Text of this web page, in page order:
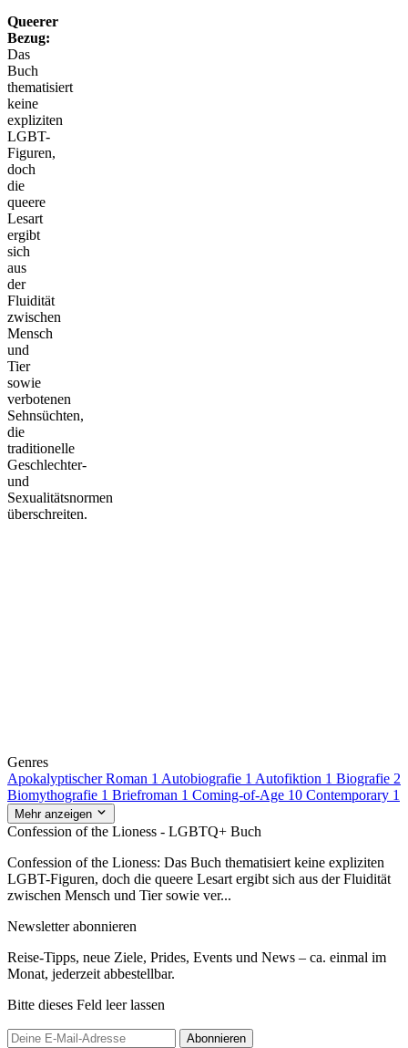
Queerer
Bezug:
Das
Buch
thematisiert
keine
expliziten
LGBT-
Figuren,
doch
die
queere
Lesart
ergibt
sich
aus
der
Fluidität
zwischen
Mensch
und
Tier
sowie
verbotenen
Sehnsüchten,
die
traditionelle
Geschlechter-
und
Sexualitätsnormen
überschreiten.
Genres
Apokalyptischer Roman 1 Autobiografie 1 Autofiktion 1 Biografie 2
Biomythografie 1 Briefroman 1 Coming-of-Age 10 Contemporary 1
Mehr anzeigen
Confession of the Lioness - LGBTQ+ Buch
Confession of the Lioness: Das Buch thematisiert keine expliziten
LGBT-Figuren, doch die queere Lesart ergibt sich aus der Fluidität
zwischen Mensch und Tier sowie ver...
Newsletter abonnieren
Reise-Tipps, neue Ziele, Prides, Events und News – ca. einmal im
Monat, jederzeit abbestellbar.
Bitte dieses Feld leer lassen
Abonnieren